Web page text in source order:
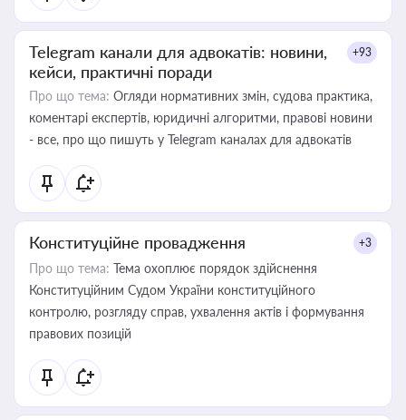
Telegram канали для адвокатів: новини,
кейси, практичні поради
+93
Про що тема: Огляди нормативних змін, судова практика,
коментарі експертів, юридичні алгоритми, правові новини
- все, про що пишуть у Telegram каналах для адвокатів
Конституційне провадження +3
Про що тема: Тема охоплює порядок здійснення
Конституційним Судом України конституційного
контролю, розгляду справ, ухвалення актів і формування
правових позицій